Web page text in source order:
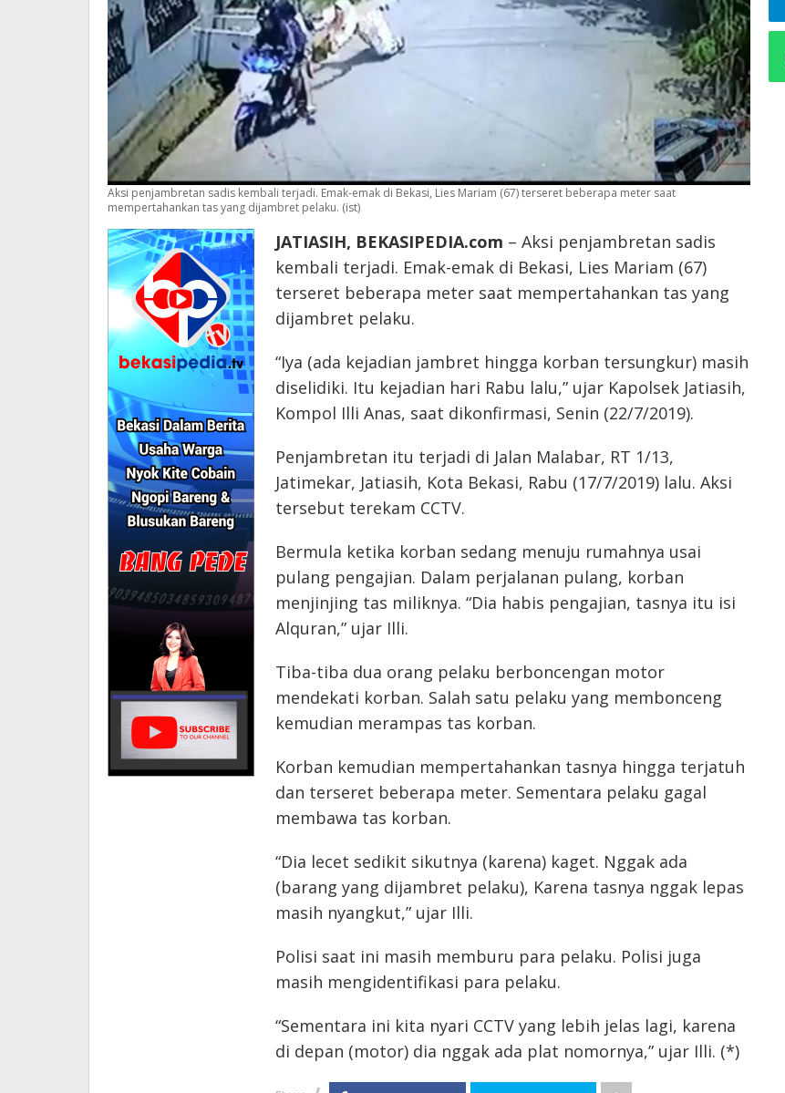
Aksi penjambretan sadis kembali terjadi. Emak-emak di Bekasi, Lies Mariam (67) terseret beberapa meter saat
mempertahankan tas yang dijambret pelaku. (ist)
JATIASIH, BEKASIPEDIA.com – Aksi penjambretan sadis
kembali terjadi. Emak-emak di Bekasi, Lies Mariam (67)
terseret beberapa meter saat mempertahankan tas yang
dijambret pelaku.
“Iya (ada kejadian jambret hingga korban tersungkur) masih
diselidiki. Itu kejadian hari Rabu lalu,” ujar Kapolsek Jatiasih,
Kompol Illi Anas, saat dikonfirmasi, Senin (22/7/2019).
Penjambretan itu terjadi di Jalan Malabar, RT 1/13,
Jatimekar, Jatiasih, Kota Bekasi, Rabu (17/7/2019) lalu. Aksi
tersebut terekam CCTV.
Bermula ketika korban sedang menuju rumahnya usai
pulang pengajian. Dalam perjalanan pulang, korban
menjinjing tas miliknya. “Dia habis pengajian, tasnya itu isi
Alquran,” ujar Illi.
Tiba-tiba dua orang pelaku berboncengan motor
mendekati korban. Salah satu pelaku yang membonceng
kemudian merampas tas korban.
Korban kemudian mempertahankan tasnya hingga terjatuh
dan terseret beberapa meter. Sementara pelaku gagal
membawa tas korban.
“Dia lecet sedikit sikutnya (karena) kaget. Nggak ada
(barang yang dijambret pelaku), Karena tasnya nggak lepas
masih nyangkut,” ujar Illi.
Polisi saat ini masih memburu para pelaku. Polisi juga
masih mengidentifikasi para pelaku.
“Sementara ini kita nyari CCTV yang lebih jelas lagi, karena
di depan (motor) dia nggak ada plat nomornya,” ujar Illi. (*)